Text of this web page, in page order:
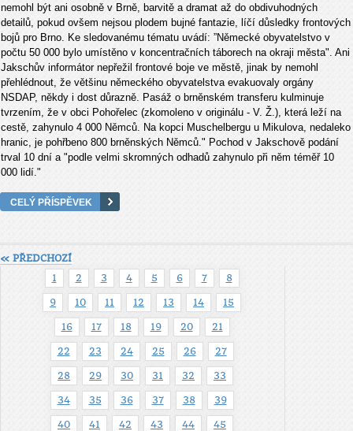
nemohl být ani osobně v Brně, barvitě a dramat až do obdivuhodných
detailů, pokud ovšem nejsou plodem bujné fantazie, líčí důsledky frontových
bojů pro Brno. Ke sledovanému tématu uvádí: ”Německé obyvatelstvo v
počtu 50 000 bylo umístěno v koncentračních táborech na okraji města". Ani
Jakschův informátor nepřežil frontové boje ve městě, jinak by nemohl
přehlédnout, že většinu německého obyvatelstva evakuovaly orgány
NSDAP, někdy i dost důrazně. Pasáž o brněnském transferu kulminuje
tvrzením, že v obci Pohořelec (zkomoleno v originálu - V. Ž.), která leží na
cestě, zahynulo 4 000 Němců. Na kopci Muschelbergu u Mikulova, nedaleko
hranic, je pohřbeno 800 brněnských Němců." Pochod v Jakschově podání
trval 10 dní a "podle velmi skromných odhadů zahynulo při něm téměř 10
000 lidí."
CELÝ PŘÍSPĚVEK
« PŘEDCHOZÍ
1
2 3 4 5 6 7 8
9 10 11 12 13 14 15
16 17 18 19 20 21
22 23 24 25 26 27
28 29 30 31 32 33
34 35 36 37 38 39
40 41 42 43 44 45